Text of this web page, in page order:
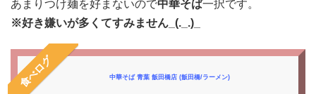
あまりつけ麺を好まないので中華そば一択です。
※好き嫌いが多くてすみません_(._.)_
食べログ 中華そば 青葉 飯田橋店 (飯田橋/ラーメン)